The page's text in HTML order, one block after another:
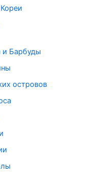
и Барбуды
островов